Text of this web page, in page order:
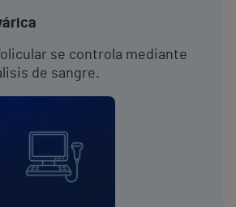
se controla mediante
de sangre.